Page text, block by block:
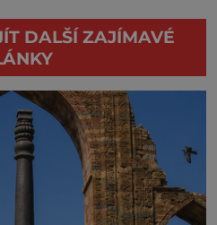
DALŠÍ ZAJÍMAVÉ